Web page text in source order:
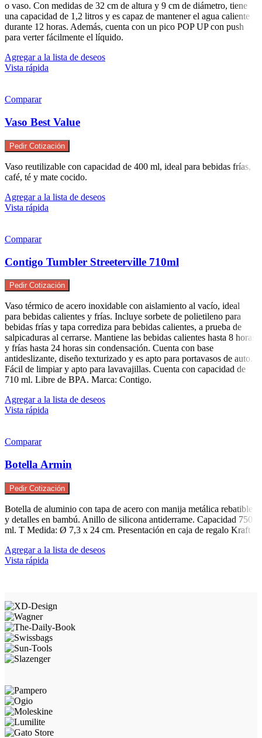
o vaso. Con medidas de 32 cm de altura y 9 cm de diámetro, tiene
una capacidad de 1,2 litros y es capaz de mantener el agua caliente
durante 12 horas. Además, cuenta con un pico POP UP con push
para verter fácilmente el líquido.
Agregar a la lista de deseos
Vista rápida
Comparar
Vaso Best Value
Pedir Cotización
Vaso reutilizable con capacidad de 400 ml, ideal para bebidas frías,
café, té y mate cocido.
Agregar a la lista de deseos
Vista rápida
Comparar
Contigo Tumbler Streeterville 710ml
Pedir Cotización
Vaso térmico de acero inoxidable con aislamiento al vacío, ideal
para bebidas calientes y frías. Incluye sorbete de polietileno para
bebidas frías y tapa corrediza para bebidas calientes, a prueba de
salpicaduras al cerrarse. Mantiene las bebidas calientes hasta 8 horas
y frías hasta 24 horas sin condensación. Cuenta con base
antideslizante, diseño texturizado y es apto para portavasos de auto.
Fácil de limpiar y apto para lavavajillas. Cuenta con capacidad de
710 ml. Libre de BPA. Marca: Contigo.
Agregar a la lista de deseos
Vista rápida
Comparar
Botella Armin
Pedir Cotización
Botella de aluminio con tapa de acero con manija metálica rebatible
y detalles en bambú. Anillo de silicona antiderrame. Capacidad 750
ml. T Medida: Ø 7,3 x 24 cm. Presentación en caja de regalo Kraft
Agregar a la lista de deseos
Vista rápida